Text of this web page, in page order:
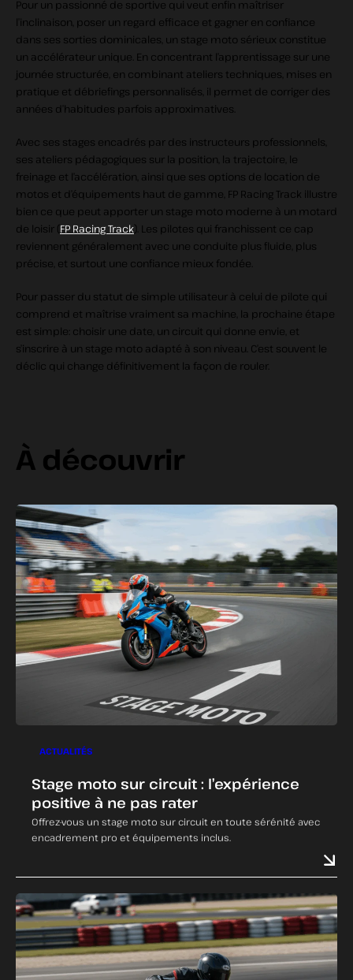
Pour un passionné de sportive qui veut enfin maîtriser
l’inclinaison, poser un regard efficace et gagner en confiance
dans ses sorties dominicales, un stage moto sérieux constitue
un accélérateur unique. En concentrant l’apprentissage sur une
journée structurée, en combinant ateliers techniques, mises en
pratique et débriefings personnalisés, il permet de corriger des
années d’habitudes parfois approximatives.
Avec ses stages encadrés par des instructeurs professionnels,
ses ateliers pédagogiques sur la position, la trajectoire, le
freinage et l’accélération, ainsi que ses options de location de
motos et d’équipements haut de gamme, FP Racing Track illustre
bien ce que peut apporter un stage moto moderne à un motard
de loisir (FP Racing Track). Les pilotes qui franchissent ce cap
reviennent généralement avec une conduite plus fluide, plus
précise, et surtout une confiance mieux fondée.
Pour passer du statut de simple utilisateur à celui de pilote qui
comprend et maîtrise vraiment sa machine, la prochaine étape
est simple: choisir une date, un circuit qui donne envie, et
s’inscrire à un stage moto adapté à son niveau. C’est souvent le
déclic qui change définitivement la façon de rouler.
À découvrir
ACTUALITÉS
Stage moto sur circuit : l’expérience
positive à ne pas rater
Offrez-vous un stage moto sur circuit en toute sérénité avec
encadrement pro et équipements inclus.